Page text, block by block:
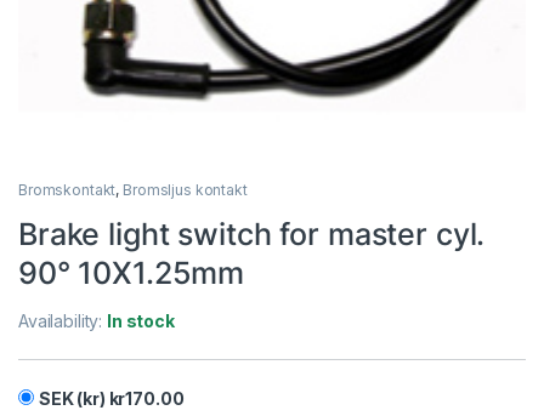
Bromskontakt, Bromsljus kontakt
Brake light switch for master cyl.
90° 10X1.25mm
Availability: In stock
SEK (kr) kr170.00